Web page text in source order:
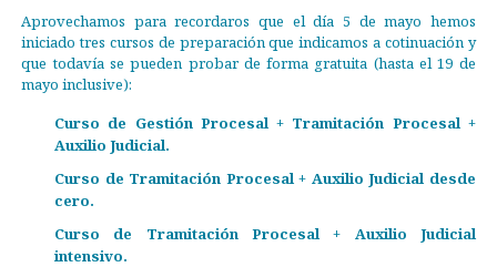
Aprovechamos para recordaros que el día 5 de mayo hemos
iniciado tres cursos de preparación que indicamos a cotinuación y
que todavía se pueden probar de forma gratuita (hasta el 19 de
mayo inclusive):
Curso de Gestión Procesal + Tramitación Procesal +
Auxilio Judicial.
Curso de Tramitación Procesal + Auxilio Judicial desde
cero.
Curso de Tramitación Procesal + Auxilio Judicial
intensivo.